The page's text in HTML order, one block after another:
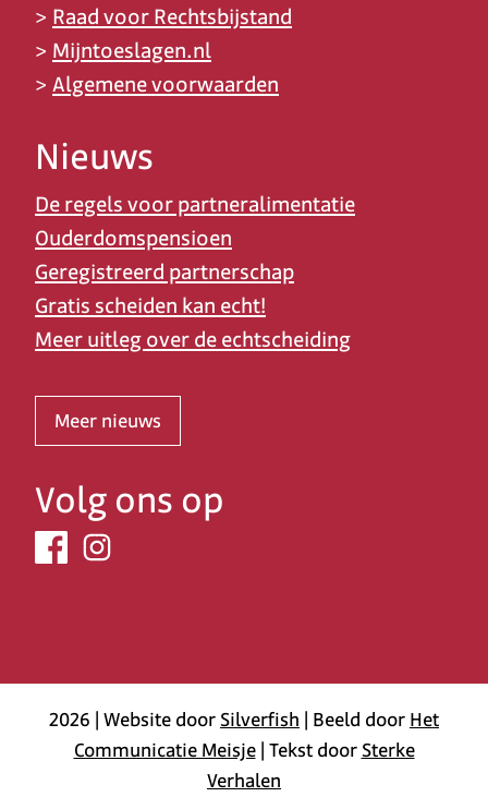
> Raad voor Rechtsbijstand
> Mijntoeslagen.nl
> Algemene voorwaarden
Nieuws
De regels voor partneralimentatie
Ouderdomspensioen
Geregistreerd partnerschap
Gratis scheiden kan echt!
Meer uitleg over de echtscheiding
Meer nieuws
Volg ons op
2026 | Website doorSilverfish | Beeld doorHet
Communicatie Meisje| Tekst doorSterke
Verhalen